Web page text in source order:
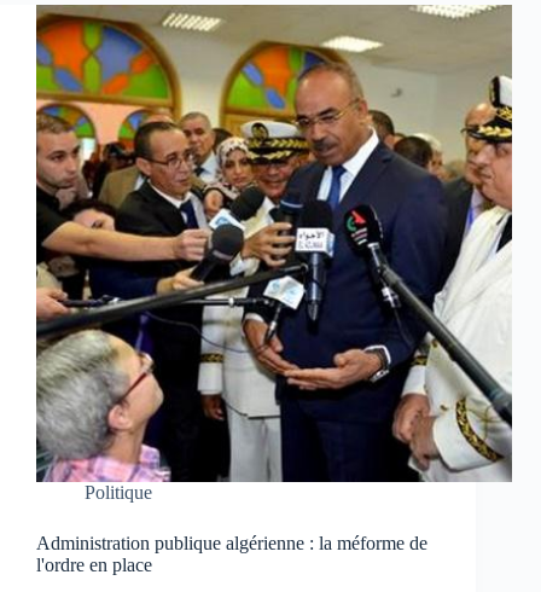
Politique
Administration publique algérienne : la méforme de
l'ordre en place